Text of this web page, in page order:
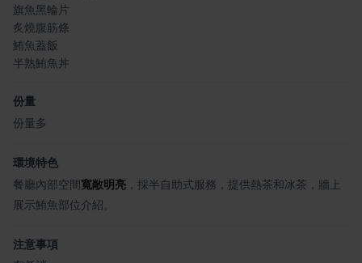
旗魚黑輪片
炙燒腹筋條
鮪魚蓋飯
半熟鮪魚丼
份量
份量多
環境特色
餐廳內部空間寬敞明亮 ，採半自助式服務，提供熱茶和冰茶，牆上
展示鮪魚部位介紹。
注意事項